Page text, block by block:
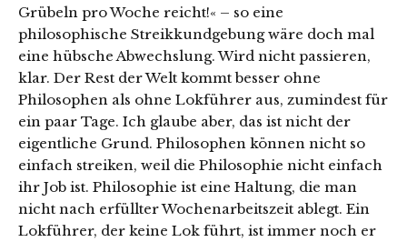
Grübeln pro Woche reicht!« – so eine
philosophische Streikkundgebung wäre doch mal
eine hübsche Abwechslung. Wird nicht passieren,
klar. Der Rest der Welt kommt besser ohne
Philosophen als ohne Lokführer aus, zumindest für
ein paar Tage. Ich glaube aber, das ist nicht der
eigentliche Grund. Philosophen können nicht so
einfach streiken, weil die Philosophie nicht einfach
ihr Job ist. Philosophie ist eine Haltung, die man
nicht nach erfüllter Wochenarbeitszeit ablegt. Ein
Lokführer, der keine Lok führt, ist immer noch er